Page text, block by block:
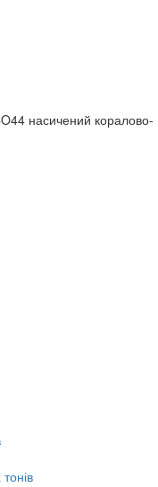
насичений коралово-